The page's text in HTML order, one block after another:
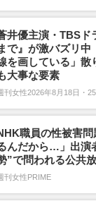
井優主演・TBSド
で』が激バズリ中
を画している」散
大事な要素
刊女性2026年8月18日・
職員の性被害
んだから…」出演
”で問われる公共
刊女性PRIME